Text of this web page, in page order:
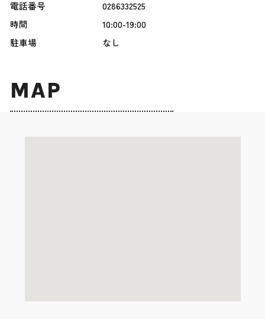
電話番号
0286332525
時間
10:00-19:00
駐車場
なし
MAP